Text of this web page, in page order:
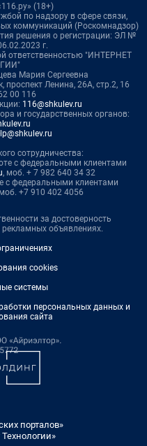
(18+)
по надзору в сфере связи,
коммуникаций (Роскомнадзор)
решения о регистрации: ЭЛ №
г.
ответственностью "ИНТЕРНЕТ
Мария Сергеевна
проспект Ленина, 26А, стр.2, 16
00 116
116@shkulev.ru
и государственных органов:
сотрудничества:
с федеральными клиентами
, моб. + 7 982 640 34 32
с федеральными клиентами
+7 910 402 4056
за достоверность
объявлениях.
cookies
системы
персональных данных и
сайта
порталов»